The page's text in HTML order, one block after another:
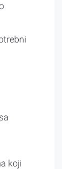
koji